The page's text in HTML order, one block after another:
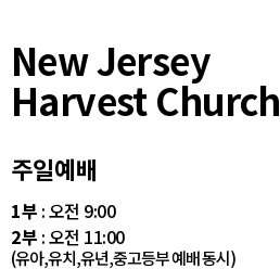
New Jersey
Harvest Church
주일예배
1부 : 오전 9:00
2부 : 오전 11:00
(유아,유치,유년,중고등부 예배 동시)